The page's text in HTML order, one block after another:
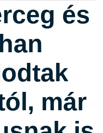
és
már